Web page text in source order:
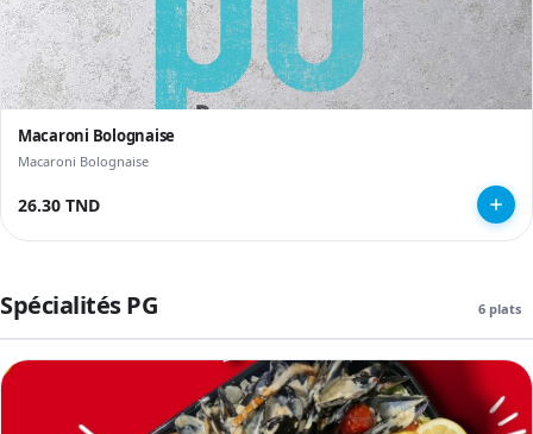
Macaroni Bolognaise
Macaroni Bolognaise
26.30 TND
Spécialités PG 6 plats